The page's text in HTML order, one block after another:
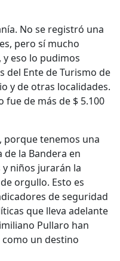
No se registró una
pero sí mucho
eso lo pudimos
del Ente de Turismo de
y de otras localidades.
fue de más de $ 5.100
porque tenemos una
la Bandera en
y niños jurarán la
orgullo. Esto es
de seguridad
que lleva adelante
Pullaro han
un destino